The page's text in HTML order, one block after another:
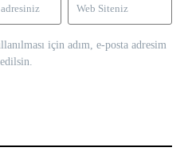
için adım, e-posta adresim